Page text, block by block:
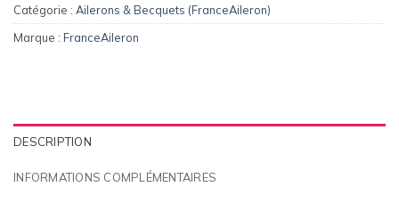
Catégorie : Ailerons & Becquets (FranceAileron)
Marque : FranceAileron
DESCRIPTION
INFORMATIONS COMPLÉMENTAIRES